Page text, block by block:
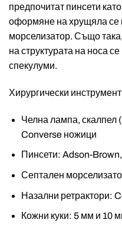
предпочитат пинсети
оформяне на хрущяла се
морселизатор. Също
на структурата на носа
спекулуми.
Хирургически
Челна лампа, скалпел
Converse ножици
Пинсети: Adson-
Септален
Назални ретрактори:
Кожни куки: 5 мм и 10